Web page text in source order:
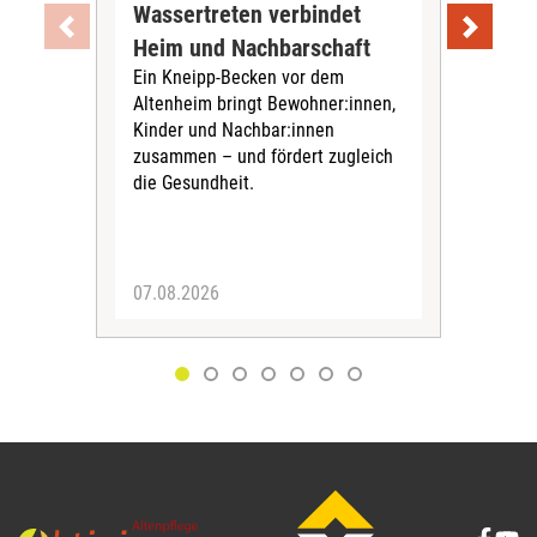
Wassertreten verbindet
Heim und Nachbarschaft
Ein Kneipp-Becken vor dem
Altenheim bringt Bewohner:innen,
Kinder und Nachbar:innen
zusammen – und fördert zugleich
die Gesundheit.
07.08.2026